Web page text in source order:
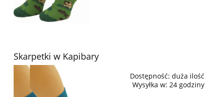
Skarpetki w Kapibary
Dostępność: duża ilość
Wysyłka w: 24 godziny